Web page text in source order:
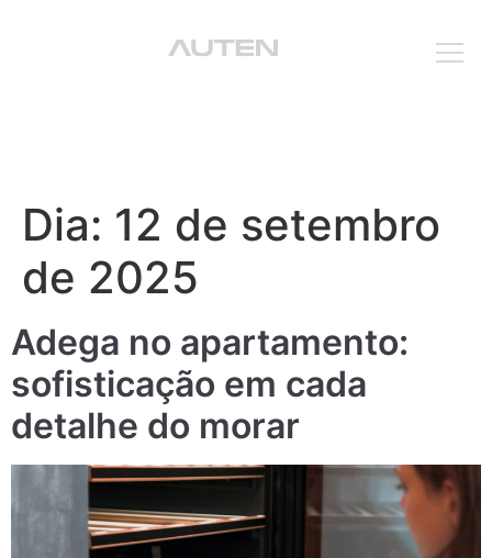
Dia: 12 de setembro
de 2025
Adega no apartamento:
sofisticação em cada
detalhe do morar